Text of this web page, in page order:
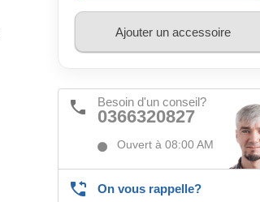
Ajouter un accessoire
Besoin d'un conseil?
0366320827
Ouvert à 08:00 AM
On vous rappelle?